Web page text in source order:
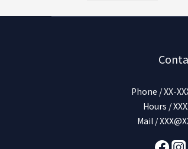
Phone / XX-
Hours /
Mail /